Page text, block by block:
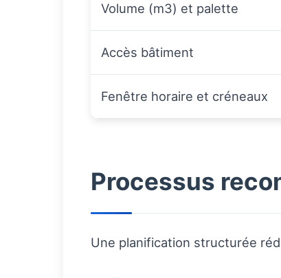
Volume (m3) et palette
Accès bâtiment
Fenêtre horaire et créneaux
Processus
Une planification structurée